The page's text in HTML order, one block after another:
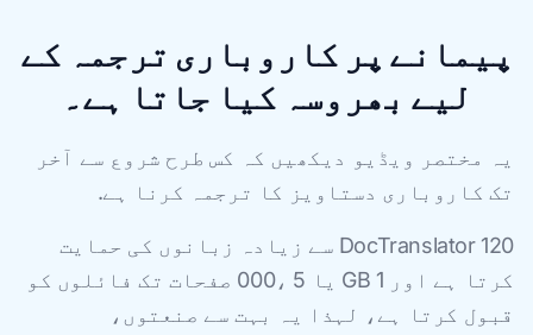
پیمانے پر کاروباری ترجمہ کے
لیے بھروسہ کیا جاتا ہے۔
یہ مختصر ویڈیو دیکھیں کہ کس طرح شروع سے آخر
تک کاروباری دستاویز کا ترجمہ کرنا ہے.
DocTranslator 120 سے زیادہ زبانوں کی حمایت
کرتا ہے اور 1 GB یا 5 ،000 صفحات تک فائلوں کو
قبول کرتا ہے، لہذا یہ بہت سے صنعتوں،